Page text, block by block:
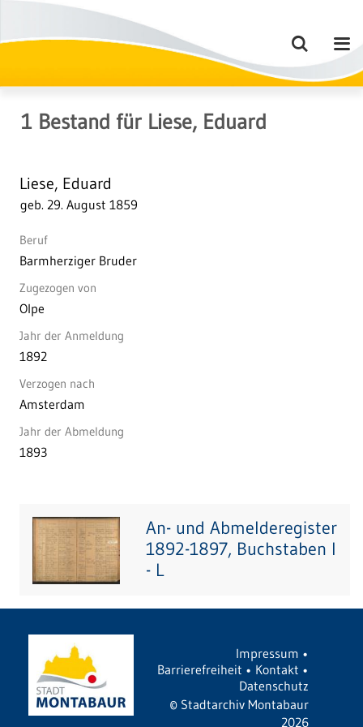
1 Bestand für Liese, Eduard
Liese, Eduard
geb. 29. August 1859
Beruf
Barmherziger Bruder
Zugezogen von
Olpe
Jahr der Anmeldung
1892
Verzogen nach
Amsterdam
Jahr der Abmeldung
1893
An- und Abmelderegister
1892-1897, Buchstaben I
- L
Impressum •
Barrierefreiheit • Kontakt •
Datenschutz
© Stadtarchiv Montabaur
2026